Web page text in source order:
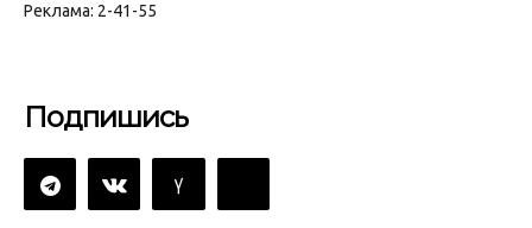
Реклама: 2-41-55
Подпишись